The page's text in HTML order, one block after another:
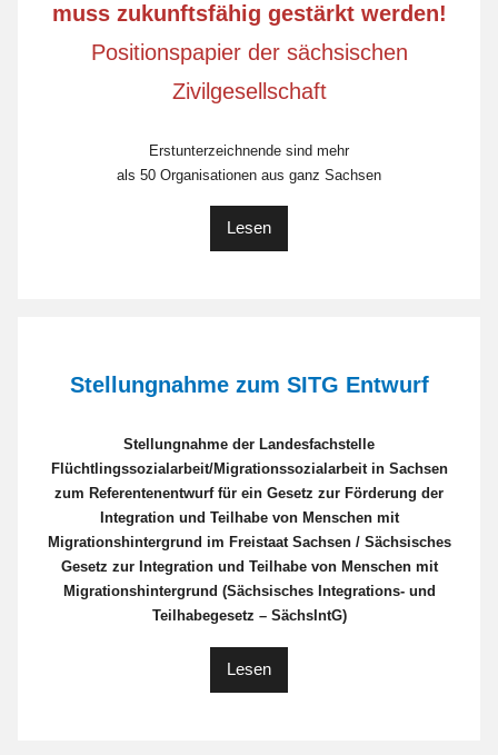
muss zukunftsfähig gestärkt werden!
Positionspapier der sächsischen
Zivilgesellschaft
Erstunterzeichnende sind mehr
als 50 Organisationen aus ganz Sachsen
Lesen
Stellungnahme zum SITG Entwurf
Stellungnahme der Landesfachstelle
Flüchtlingssozialarbeit/Migrationssozialarbeit in Sachsen
zum Referentenentwurf für ein Gesetz zur Förderung der
Integration und Teilhabe von Menschen mit
Migrationshintergrund im Freistaat Sachsen / Sächsisches
Gesetz zur Integration und Teilhabe von Menschen mit
Migrationshintergrund (Sächsisches Integrations- und
Teilhabegesetz – SächsIntG)
Lesen